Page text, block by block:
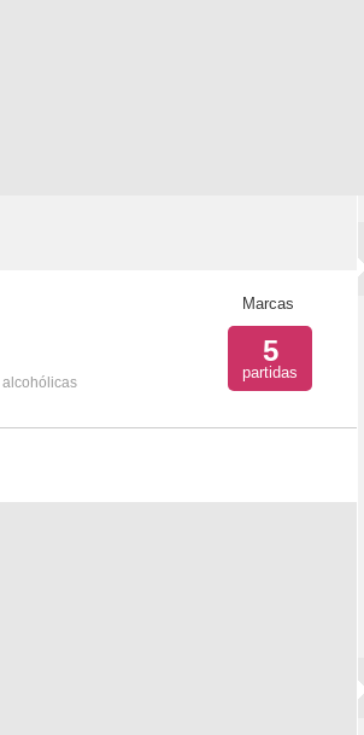
Marcas
5
partidas